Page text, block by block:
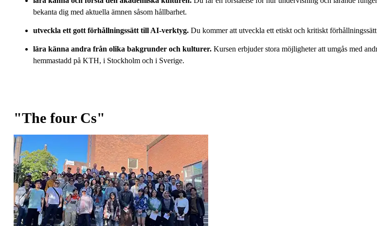
bekanta dig med aktuella ämnen såsom hållbarhet.
utveckla ett gott förhållningssätt till AI-verktyg. Du kommer att utveckla ett etiskt och kritiskt
lära känna andra från olika bakgrunder och kulturer. Kursen erbjuder stora möjligheter att umgås med
hemmastadd på KTH, i Stockholm och i Sverige.
"The four Cs"